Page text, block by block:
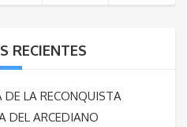
RECIENTES
LA RECONQUISTA
DEL ARCEDIANO